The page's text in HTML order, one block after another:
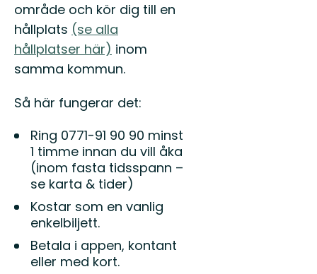
område och kör dig till en
hållplats (se alla
hållplatser här) inom
samma kommun.
Så här fungerar det:
Ring 0771-91 90 90 minst
1 timme innan du vill åka
(inom fasta tidsspann –
se karta & tider)
Kostar som en vanlig
enkelbiljett.
Betala i appen, kontant
eller med kort.